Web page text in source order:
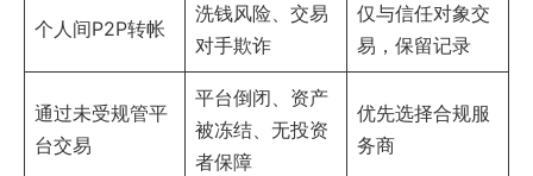
个人间P2P转帐
洗钱风险、交易
对手欺诈
仅与信任对象交
易，保留记录
通过未受规管平
台交易
平台倒闭、资产
被冻结、无投资
者保障
优先选择合规服
务商